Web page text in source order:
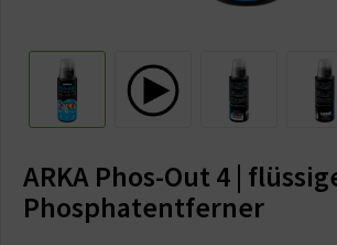
ARKA Phos-Out 4 |
Phosphatentferner